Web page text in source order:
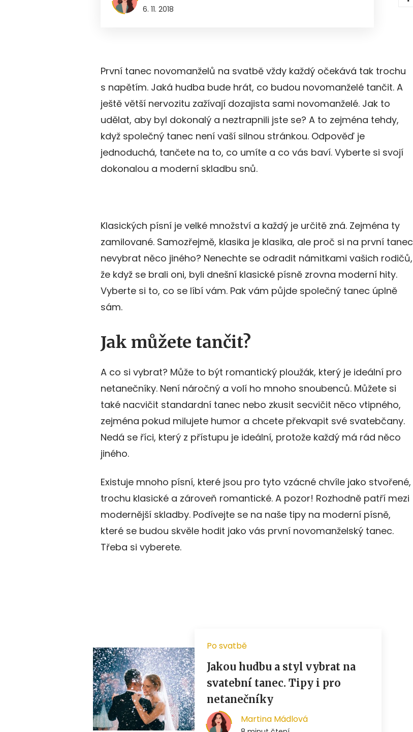
6. 11. 2018
První tanec novomanželů na svatbě vždy každý očekává tak trochu
s napětím. Jaká hudba bude hrát, co budou novomanželé tančit. A
ještě větší nervozitu zažívají dozajista sami novomanželé. Jak to
udělat, aby byl dokonalý a neztrapnili jste se? A to zejména tehdy,
když společný tanec není vaší silnou stránkou. Odpověď je
jednoduchá, tančete na to, co umíte a co vás baví. Vyberte si svojí
dokonalou a moderní skladbu snů.
Klasických písní je velké množství a každý je určitě zná. Zejména ty
zamilované. Samozřejmě, klasika je klasika, ale proč si na první tanec
nevybrat něco jiného? Nenechte se odradit námitkami vašich rodičů,
že když se brali oni, byli dnešní klasické písně zrovna moderní hity.
Vyberte si to, co se líbí vám. Pak vám půjde společný tanec úplně
sám.
Jak můžete tančit?
A co si vybrat? Může to být romantický ploužák, který je ideální pro
netanečníky. Není náročný a volí ho mnoho snoubenců. Můžete si
také nacvičit standardní tanec nebo zkusit secvičit něco vtipného,
zejména pokud milujete humor a chcete překvapit své svatebčany.
Nedá se říci, který z přístupu je ideální, protože každý má rád něco
jiného.
Existuje mnoho písní, které jsou pro tyto vzácné chvíle jako stvořené,
trochu klasické a zároveň romantické. A pozor! Rozhodně patří mezi
modernější skladby. Podívejte se na naše tipy na moderní písně,
které se budou skvěle hodit jako vás první novomanželský tanec.
Třeba si vyberete.